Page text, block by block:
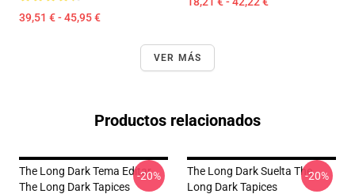
39,51 € - 45,95 €
VER MÁS
Productos relacionados
The Long Dark Tema Editar
The Long Dark Tapices
-20%
The Long Dark Suelta The
Long Dark Tapices
-20%